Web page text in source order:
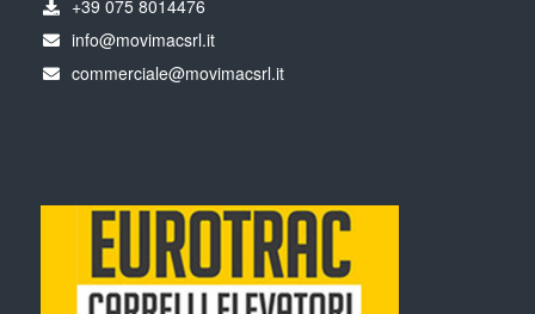
+39 075 8014476
info@movimacsrl.it
commerciale@movimacsrl.it